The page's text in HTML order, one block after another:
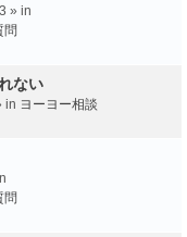
» in
問
ない
in ヨーヨー相談
問